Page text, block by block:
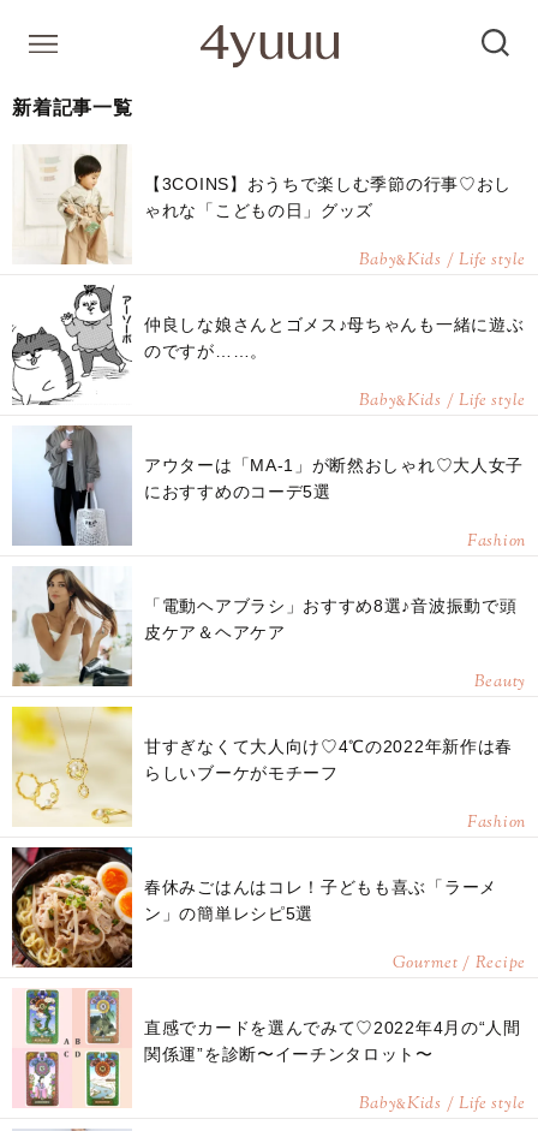
新着記事一覧
【3COINS】おうちで楽しむ季節の行事♡おし
ゃれな「こどもの日」グッズ
Baby&Kids / Life style
仲良しな娘さんとゴメス♪母ちゃんも一緒に遊ぶ
のですが……。
Baby&Kids / Life style
アウターは「MA-1」が断然おしゃれ♡大人女子
におすすめのコーデ5選
Fashion
「電動ヘアブラシ」おすすめ8選♪音波振動で頭
皮ケア＆ヘアケア
Beauty
甘すぎなくて大人向け♡4℃の2022年新作は春
らしいブーケがモチーフ
Fashion
春休みごはんはコレ！子どもも喜ぶ「ラーメ
ン」の簡単レシピ5選
Gourmet / Recipe
直感でカードを選んでみて♡2022年4月の“人間
関係運”を診断〜イーチンタロット〜
Baby&Kids / Life style